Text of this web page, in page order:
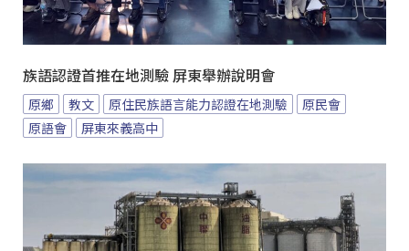
族語認證首推在地測驗 屏東舉辦說明會
原鄉 教文 原住民族語言能力認證在地測驗
原民會
原語會
屏東來義高中